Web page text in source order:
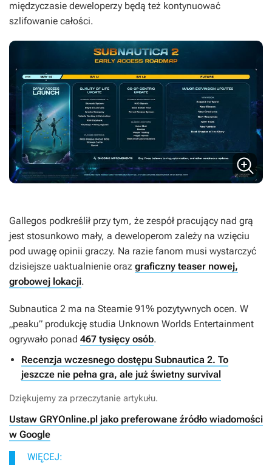
międzyczasie deweloperzy będą też kontynuować
szlifowanie całości.
Gallegos podkreślił przy tym, że zespół pracujący nad grą
jest stosunkowo mały, a deweloperom zależy na wzięciu
pod uwagę opinii graczy. Na razie fanom musi wystarczyć
dzisiejsze uaktualnienie oraz graficzny teaser nowej,
grobowej lokacji.
Subnautica 2 ma na Steamie 91% pozytywnych ocen. W
„peaku” produkcję studia Unknown Worlds Entertainment
ogrywało ponad 467 tysięcy osób.
Recenzja wczesnego dostępu Subnautica 2. To
jeszcze nie pełna gra, ale już świetny survival
Dziękujemy za przeczytanie artykułu.
Ustaw GRYOnline.pl jako preferowane źródło wiadomości
w Google
WIĘCEJ: